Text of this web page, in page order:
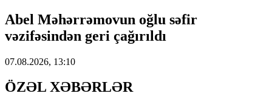
Abel Məhərrəmovun oğlu səfir
vəzifəsindən geri çağırıldı
07.08.2026, 13:10
ÖZƏL XƏBƏRLƏR